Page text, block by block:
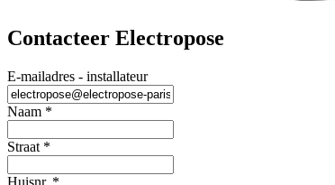
Contacteer Electropose
E-mailadres - installateur
Naam *
Straat *
Huisnr. *